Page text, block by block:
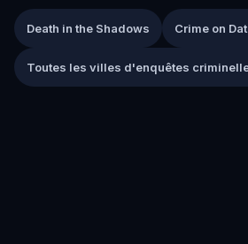
Death in the Shadows Crime on
Toutes les villes d'enquêtes